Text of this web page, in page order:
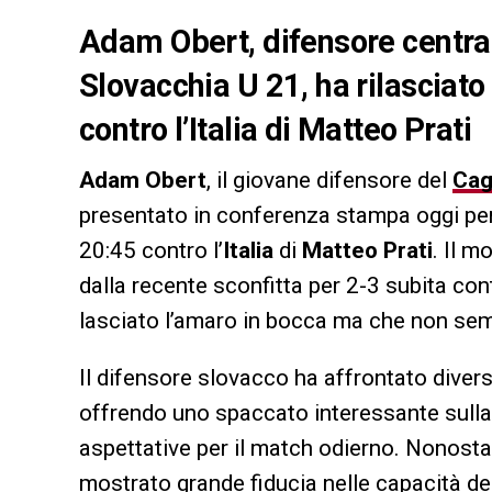
Adam Obert, difensore
Slovacchia U 21, ha
contro l’Italia di Matteo Prati
Adam Obert, il giovane difensore del
presentato in conferenza stampa oggi
20:45 contro l’Italia di Matteo Prati. Il
dalla recente sconfitta per 2-3 subita
lasciato l’amaro in bocca ma che non
Il difensore slovacco ha affrontato
offrendo uno spaccato interessante
aspettative per il match odierno.
mostrato grande fiducia nelle capacità